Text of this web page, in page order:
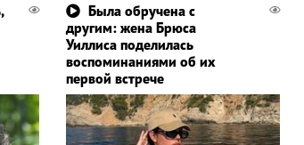
Была обручена с
другим: жена Брюса
Уиллиса поделилась
воспоминаниями об их
первой встрече